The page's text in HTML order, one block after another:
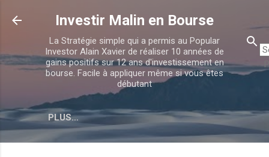
Accéder au contenu principal
Investir Malin en Bourse
La Stratégie simple qui a permis au Popular
Investor Alain Xavier de réaliser 10 années de
gains positifs sur 12 ans d'investissement en
bourse. Facile à appliquer même si vous êtes
débutant
PLUS…